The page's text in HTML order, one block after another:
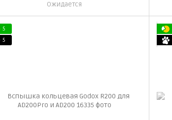
Ожидается
5
5